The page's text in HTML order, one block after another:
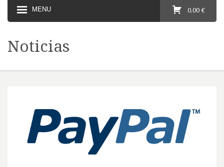
MENU 0,00 €
Noticias